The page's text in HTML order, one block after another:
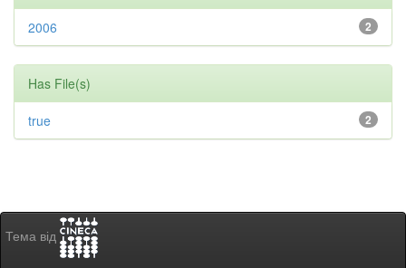
2
2006
Has File(s)
2
true
Тема від